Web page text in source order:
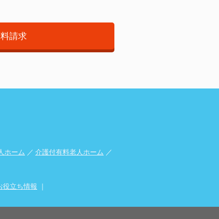
請求
ホーム ／ 介護付有料老人ホーム ／
役立ち情報 ｜